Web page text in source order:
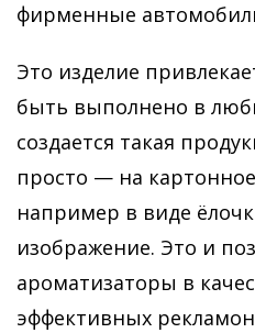
фирменные
Это изделие
быть выполнено в
создается такая
просто — на
например в виде
изображение. Это и
ароматизаторы в
эффективных